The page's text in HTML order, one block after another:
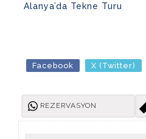
Alanya’da Tekne Turu
Facebook X (Twitter)
REZERVASYON